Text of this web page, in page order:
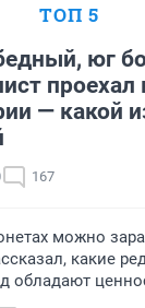
ТОП 5
юг
проехал
— какой
167
можно
какие
обладают